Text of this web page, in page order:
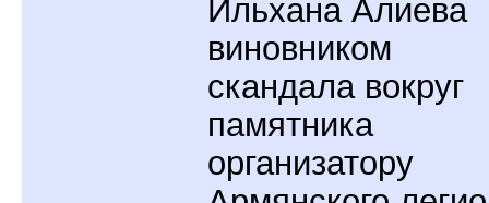
Ильхана Алиева
виновником
скандала вокруг
памятника
организатору